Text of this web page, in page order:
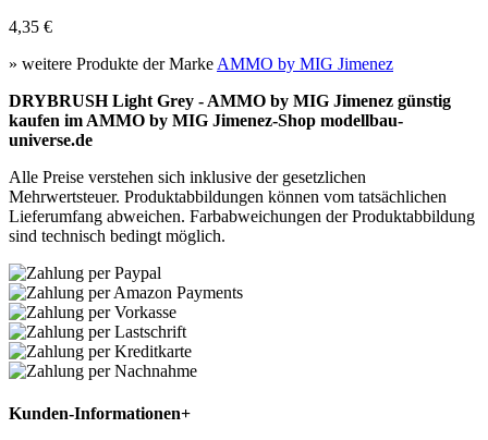
4,35 €
» weitere Produkte der Marke AMMO by MIG Jimenez
DRYBRUSH Light Grey - AMMO by MIG Jimenez günstig
kaufen im AMMO by MIG Jimenez-Shop modellbau-
universe.de
Alle Preise verstehen sich inklusive der gesetzlichen
Mehrwertsteuer. Produktabbildungen können vom tatsächlichen
Lieferumfang abweichen. Farbabweichungen der Produktabbildung
sind technisch bedingt möglich.
Kunden-Informationen+